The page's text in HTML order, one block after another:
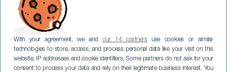
With your agreement, we andour 14 partnersuse cookies or similar
technologies to store, access, and process personal data like your visit on this
website, IP addresses and cookie identifiers. Some partners do not ask for your
consent to process your data and rely on their legitimate business interest. You